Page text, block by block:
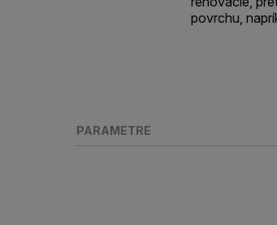
povrchu,
PARAMETRE